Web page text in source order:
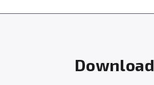
Download